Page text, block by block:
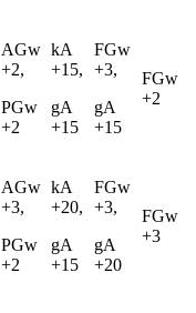
AGw
+2,
PGw
+2
kA
+15,
gA
+15
FGw
+3,
gA
+15
FGw
+2
AGw
+3,
PGw
+2
kA
+20,
gA
+15
FGw
+3,
gA
+20
FGw
+3